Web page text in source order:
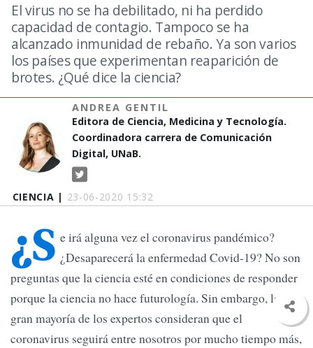
CIENCIA | 23-06-2020 15:32
El virus no se ha debilitado, ni ha perdido
capacidad de contagio. Tampoco se ha
alcanzado inmunidad de rebaño. Ya son varios
los países que experimentan reaparición de
brotes. ¿Qué dice la ciencia?
ANDREA GENTIL
Editora de Ciencia, Medicina y Tecnología.
Coordinadora carrera de Comunicación
Digital, UNaB.
¿S e irá alguna vez el coronavirus pandémico?
¿Desaparecerá la enfermedad Covid-19? No son
preguntas que la ciencia esté en condiciones de responder
porque la ciencia no hace futurología. Sin embargo, la
gran mayoría de los expertos consideran que el
coronavirus seguirá entre nosotros por mucho tiempo más,